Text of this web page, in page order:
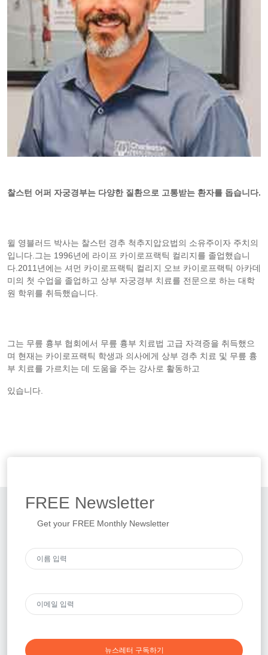
찰스턴 어퍼 자궁경부는 다양한 질환으로 고통받는 환자를 돕습니다.
윌 영블러드 박사는 찰스턴 경추 척추지압요법의 소유주이자 주치의
입니다.그는 1996년에 라이프 카이로프랙틱 컬리지를 졸업했습니
다.2011년에는 셔먼 카이로프랙틱 컬리지 오브 카이로프랙틱 아카데
미의 첫 수업을 졸업하고 상부 자궁경부 치료를 전문으로 하는 대학
원 학위를 취득했습니다.
그는 무릎 흉부 협회에서 무릎 흉부 치료법 고급 자격증을 취득했으
며 현재는 카이로프랙틱 학생과 의사에게 상부 경추 치료 및 무릎 흉
부 치료를 가르치는 데 도움을 주는 강사로 활동하고
있습니다.
FREE Newsletter
Get your FREE Monthly Newsletter
뉴스레터 구독하기